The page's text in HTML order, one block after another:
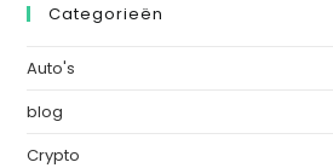
Categorieën
Auto's
blog
Crypto